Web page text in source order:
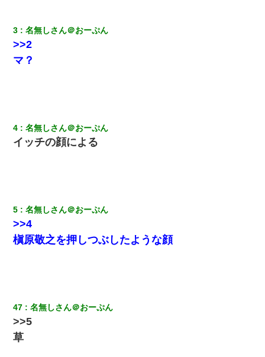
中途採用のAが部長から呼び出された。Aはヘラヘラと部屋に入っ
ていき、1時間後に号泣しながら出てきて…
【悲報】姉と入浴中に大きくなってしまった結果ｗｗｗｗｗｗｗ
転職先が決まったので退職の意思を伝えたら。上司「無責任」
「簡単には辞めさせない」私（どうせ辞めるし…）→ 思いっきり
すか？」
結婚生活10ヶ月目で嫁から一方的に「もう冷めた」と離婚切り出
された
3 名無しさん＠おーぷん
>>2
マ？
4 名無しさん＠おーぷん
イッチの顔による
5 名無しさん＠おーぷん
>>4
槇原敬之を押しつぶしたような顔
47 名無しさん＠おーぷん
>>5
草